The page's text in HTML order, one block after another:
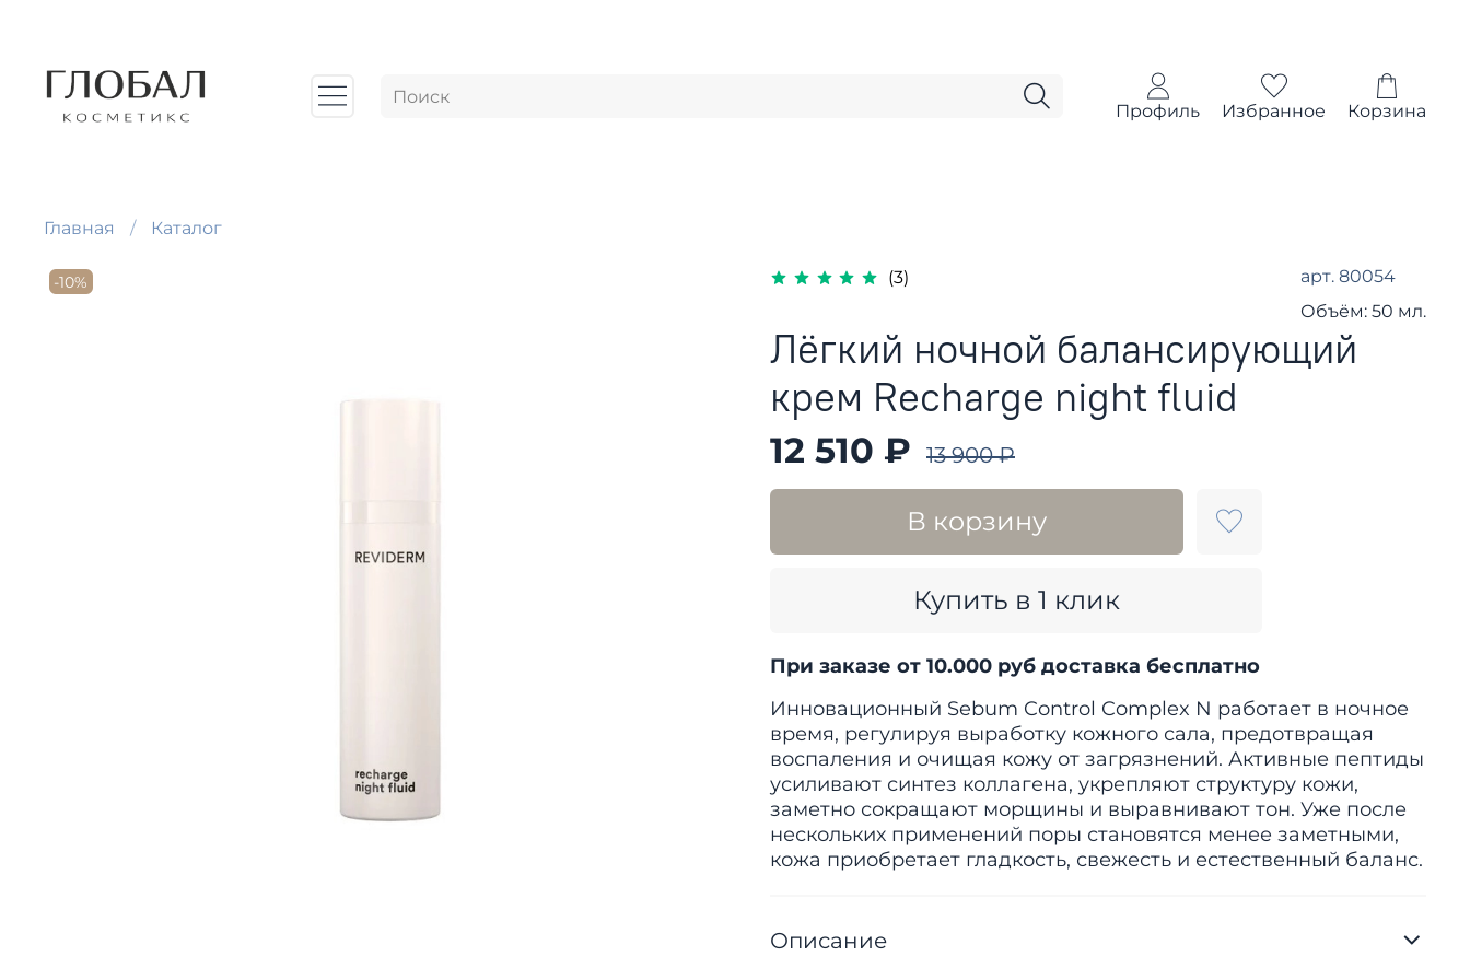
Профиль Избранное Корзина
Главная Каталог
-10% (3) арт. 80054
Объём: 50 мл.
Лёгкий ночной балансирующий
крем Recharge night fluid
12 510 ₽ 13 900 ₽
В корзину
Купить в 1 клик
При заказе от 10.000 руб доставка бесплатно
Инновационный Sebum Control Complex N работает в ночное
время, регулируя выработку кожного сала, предотвращая
воспаления и очищая кожу от загрязнений. Активные пептиды
усиливают синтез коллагена, укрепляют структуру кожи,
заметно сокращают морщины и выравнивают тон. Уже после
нескольких применений поры становятся менее заметными,
кожа приобретает гладкость, свежесть и естественный баланс.
Описание